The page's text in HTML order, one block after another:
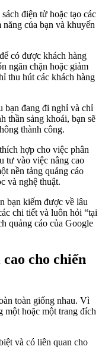
điện tử hoặc tạo các
của bạn và khuyến
có được khách hàng
ngăn chặn hoặc giảm
thu hút các khách hàng
bạn đang đi nghỉ và chỉ
thần sảng khoái, bạn sẽ
thành công.
hợp cho việc phân
tư vào việc nâng cao
nền tảng quảng cáo
và nghệ thuật.
bạn kiếm được về lâu
chi tiết và luôn hỏi “tại
quảng cáo của Google
cho chiến
toàn giống nhau. Vì
một hoặc một trang đích
và có liên quan cho